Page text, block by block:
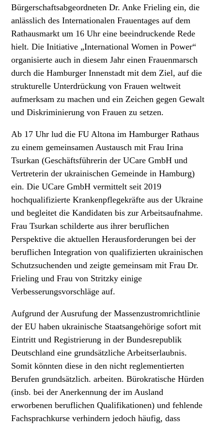
Bürgerschaftsabgeordneten Dr. Anke Frieling ein, die
anlässlich des Internationalen Frauentages auf dem
Rathausmarkt um 16 Uhr eine beeindruckende Rede
hielt. Die Initiative „International Women in Power“
organisierte auch in diesem Jahr einen Frauenmarsch
durch die Hamburger Innenstadt mit dem Ziel, auf die
strukturelle Unterdrückung von Frauen weltweit
aufmerksam zu machen und ein Zeichen gegen Gewalt
und Diskriminierung von Frauen zu setzen.
Ab 17 Uhr lud die FU Altona im Hamburger Rathaus
zu einem gemeinsamen Austausch mit Frau Irina
Tsurkan (Geschäftsführerin der UCare GmbH und
Vertreterin der ukrainischen Gemeinde in Hamburg)
ein. Die UCare GmbH vermittelt seit 2019
hochqualifizierte Krankenpflegekräfte aus der Ukraine
und begleitet die Kandidaten bis zur Arbeitsaufnahme.
Frau Tsurkan schilderte aus ihrer beruflichen
Perspektive die aktuellen Herausforderungen bei der
beruflichen Integration von qualifizierten ukrainischen
Schutzsuchenden und zeigte gemeinsam mit Frau Dr.
Frieling und Frau von Stritzky einige
Verbesserungsvorschläge auf.
Aufgrund der Ausrufung der Massenzustromrichtlinie
der EU haben ukrainische Staatsangehörige sofort mit
Eintritt und Registrierung in der Bundesrepublik
Deutschland eine grundsätzliche Arbeitserlaubnis.
Somit könnten diese in den nicht reglementierten
Berufen grundsätzlich. arbeiten. Bürokratische Hürden
(insb. bei der Anerkennung der im Ausland
erworbenen beruflichen Qualifikationen) und fehlende
Fachsprachkurse verhindern jedoch häufig, dass